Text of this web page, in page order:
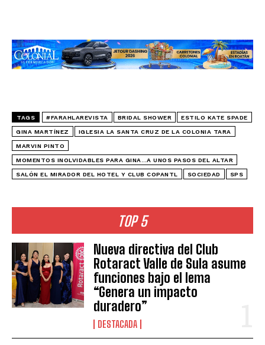
TOP 5
Nueva directiva del Club
Rotaract Valle de Sula asume
funciones bajo el lema
“Genera un impacto
duradero”
DESTACADA
TAGS #FARAHLAREVISTA BRIDAL SHOWER ESTILO KATE SPADE
GINA MARTÍNEZ IGLESIA LA SANTA CRUZ DE LA COLONIA TARA
MARVIN PINTO
MOMENTOS INOLVIDABLES PARA GINA…A UNOS PASOS DEL ALTAR
SALÓN EL MIRADOR DEL HOTEL Y CLUB COPANTL SOCIEDAD SPS